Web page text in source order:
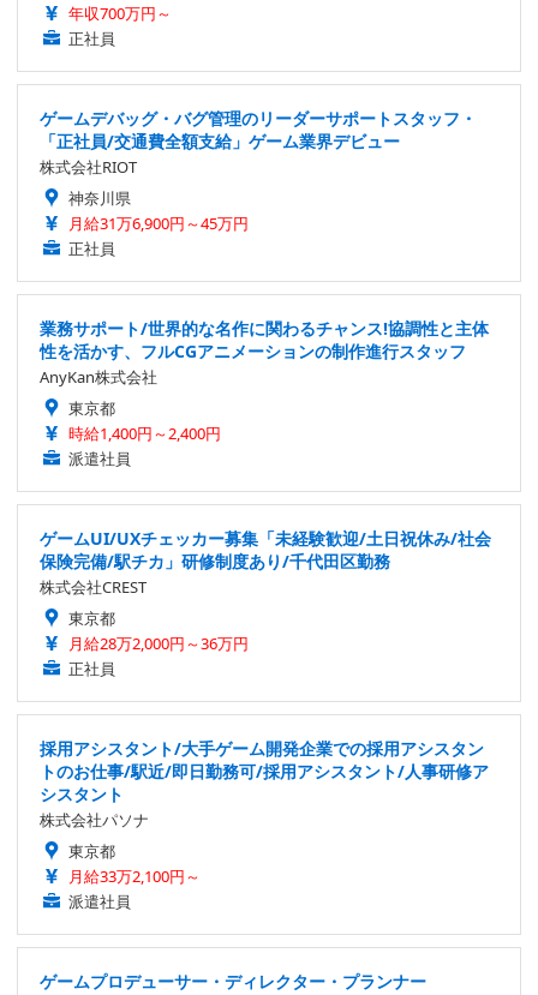
年収700万円～
正社員
ゲームデバッグ・バグ管理のリーダーサポートスタッフ・
「正社員/交通費全額支給」ゲーム業界デビュー
株式会社RIOT
神奈川県
月給31万6,900円～45万円
正社員
業務サポート/世界的な名作に関わるチャンス!協調性と主体
性を活かす、フルCGアニメーションの制作進行スタッフ
AnyKan株式会社
東京都
時給1,400円～2,400円
派遣社員
ゲームUI/UXチェッカー募集「未経験歓迎/土日祝休み/社会
保険完備/駅チカ」研修制度あり/千代田区勤務
株式会社CREST
東京都
月給28万2,000円～36万円
正社員
採用アシスタント/大手ゲーム開発企業での採用アシスタン
トのお仕事/駅近/即日勤務可/採用アシスタント/人事研修ア
シスタント
株式会社パソナ
東京都
月給33万2,100円～
派遣社員
ゲームプロデューサー・ディレクター・プランナー